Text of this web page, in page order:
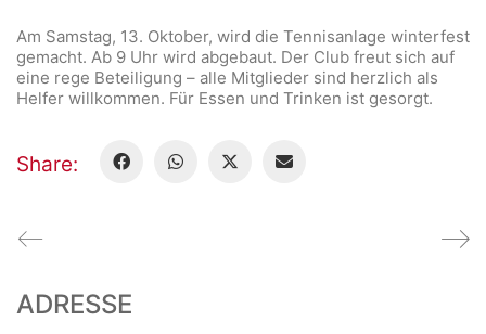
Am Samstag, 13. Oktober, wird die Tennisanlage winterfest
gemacht. Ab 9 Uhr wird abgebaut. Der Club freut sich auf
eine rege Beteiligung – alle Mitglieder sind herzlich als
Helfer willkommen. Für Essen und Trinken ist gesorgt.
Share:
ADRESSE